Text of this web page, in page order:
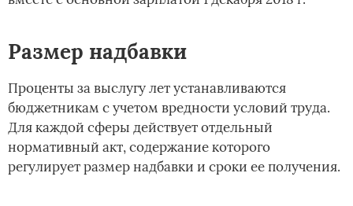
Размер надбавки
Проценты за выслугу лет устанавливаются
бюджетникам с учетом вредности условий труда.
Для каждой сферы действует отдельный
нормативный акт, содержание которого
регулирует размер надбавки и сроки ее получения.